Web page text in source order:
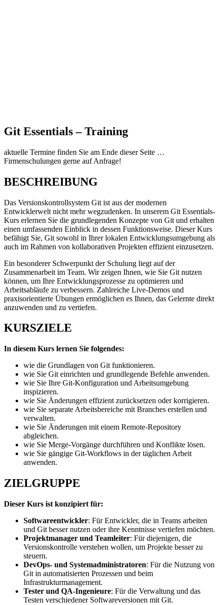
Git Essentials – Training
aktuelle Termine finden Sie am Ende dieser Seite …
Firmenschulungen gerne auf Anfrage!
BESCHREIBUNG
Das Versionskontrollsystem Git ist aus der modernen
Entwicklerwelt nicht mehr wegzudenken. In unserem Git Essentials-
Kurs erlernen Sie die grundlegenden Konzepte von Git und erhalten
einen umfassenden Einblick in dessen Funktionsweise. Dieser Kurs
befähigt Sie, Git sowohl in Ihrer lokalen Entwicklungsumgebung als
auch im Rahmen von kollaborativen Projekten effizient einzusetzen.
Ein besonderer Schwerpunkt der Schulung liegt auf der
Zusammenarbeit im Team. Wir zeigen Ihnen, wie Sie Git nutzen
können, um Ihre Entwicklungsprozesse zu optimieren und
Arbeitsabläufe zu verbessern. Zahlreiche Live-Demos und
praxisorientierte Übungen ermöglichen es Ihnen, das Gelernte direkt
anzuwenden und zu vertiefen.
KURSZIELE
In diesem Kurs lernen Sie folgendes:
wie die Grundlagen von Git funktionieren.
wie Sie Git einrichten und grundlegende Befehle anwenden.
wie Sie Ihre Git-Konfiguration und Arbeitsumgebung
inspizieren.
wie Sie Änderungen effizient zurücksetzen oder korrigieren.
wie Sie separate Arbeitsbereiche mit Branches erstellen und
verwalten.
wie Sie Änderungen mit einem Remote-Repository
abgleichen.
wie Sie Merge-Vorgänge durchführen und Konflikte lösen.
wie Sie gängige Git-Workflows in der täglichen Arbeit
anwenden.
ZIELGRUPPE
Dieser Kurs ist konzipiert für:
Softwareentwickler: Für Entwickler, die in Teams arbeiten
und Git besser nutzen oder ihre Kenntnisse vertiefen möchten.
Projektmanager und Teamleiter: Für diejenigen, die
Versionskontrolle verstehen wollen, um Projekte besser zu
steuern.
DevOps- und Systemadministratoren: Für die Nutzung von
Git in automatisierten Prozessen und beim
Infrastrukturmanagement.
Tester und QA-Ingenieure: Für die Verwaltung und das
Testen verschiedener Softwareversionen mit Git.